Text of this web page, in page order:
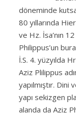
döneminde
80 yıllarında
ve Hz. İsa’nın
Philippus’un
İ.S. 4. yüzyılda
Aziz Plilippus
yapılmıştır.
yapı sekizgen
alanda da Aziz